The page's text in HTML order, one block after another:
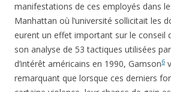
manifestations de ces employés dans
Manhattan où l’université sollicitait les
eurent un effet important sur le conseil
son analyse de 53 tactiques utilisées
d’intérêt américains en 1990, Gamson6
remarquant que lorsque ces derniers